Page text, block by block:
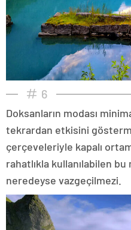
6
Doksanların modası
tekrardan etkisini
çerçeveleriyle kapalı
rahatlıkla kullanılabilen
neredeyse vazgeçilmezi.